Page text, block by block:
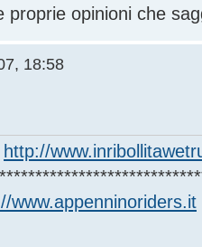
proprie opinioni che
18:58
http://
www.appenninoriders.it